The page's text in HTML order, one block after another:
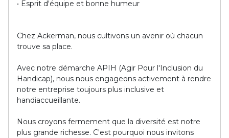
• Esprit d'équipe et bonne humeur
Chez Ackerman, nous cultivons un avenir où chacun
trouve sa place.
Avec notre démarche APIH (Agir Pour l'Inclusion du
Handicap), nous nous engageons activement à rendre
notre entreprise toujours plus inclusive et
handiaccueillante.
Nous croyons fermement que la diversité est notre
plus grande richesse. C'est pourquoi nous invitons